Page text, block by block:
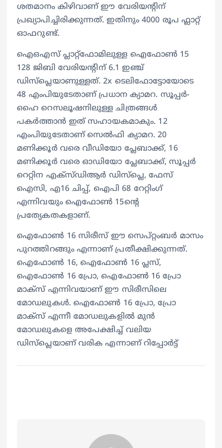
ശതമാനം കിഴിവാണ് ഈ വേരിയന്‍റിന്
പ്രഖ്യാപിച്ചിരിക്കുന്നത്. ഇതിനും 4000 രൂപ ഫ്ലാറ്റ്
ഓഫറുണ്ട്.
ഐഒഎസ് പ്ലാറ്റ്ഫോമിലുള്ള ഐഫോണ്‍ 15
128 ജിബി വേരിയന്‍റിന് 6.1 ഇഞ്ച്
ഡിസ്പ്ലെയാണുള്ളത്. 2x ടെലിഫോട്ടോയോടെ
48 എംപിയുടേതാണ് പ്രധാന ക്യാമറ. സൂപ്പര്‍-
ഹൈ റെസലൂഷനിലുള്ള ചിത്രങ്ങള്‍
പകര്‍ത്താന്‍ ഇത് സഹായകമാകും. 12
എംപിയുടേതാണ് സെല്‍ഫി ക്യാമറ. 20
മണിക്കൂര്‍ വരെ വീഡിയോ പ്ലേബാക്ക്, 16
മണിക്കൂര്‍ വരെ ഓഡിയോ പ്ലേബാക്ക്, സൂപ്പര്‍
റെറ്റിന എക്‌സ്ഡിആര്‍ ഡിസ്‌പ്ലെ, ഫേസ്
ഐസി, എ16 ചിപ്പ്, ഐപി 68 റേറ്റിംഗ്
എന്നിവയും ഐഫോണ്‍ 15ന്‍റെ
പ്രത്യേകതകളാണ്.
ഐഫോണ്‍ 16 സിരീസ് ഈ സെപ്റ്റംബര്‍ മാസം
പുറത്തിറങ്ങും എന്നാണ് പ്രതീക്ഷിക്കുന്നത്.
ഐഫോണ്‍ 16, ഐഫോണ്‍ 16 പ്ലസ്,
ഐഫോണ്‍ 16 പ്രോ, ഐഫോണ്‍ 16 പ്രോ
മാക്‌സ് എന്നിവയാണ് ഈ സിരീസിലെ
മോഡലുകള്‍. ഐഫോണ്‍ 16 പ്രോ, പ്രോ
മാക്‌സ് എന്നീ മോഡലുകളില്‍ മുന്‍
മോഡലുകളെ അപേക്ഷിച്ച് വലിയ
ഡിസ്‌പ്ലെയാണ് വരിക എന്നാണ് റിപ്പോര്‍ട്ട്